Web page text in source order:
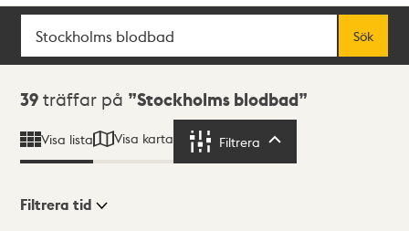
Sök
Sök
Sökresultat
39 träffar på Stockholms blodbad
Visa lista Visa karta Filtrera
Filtrera tid